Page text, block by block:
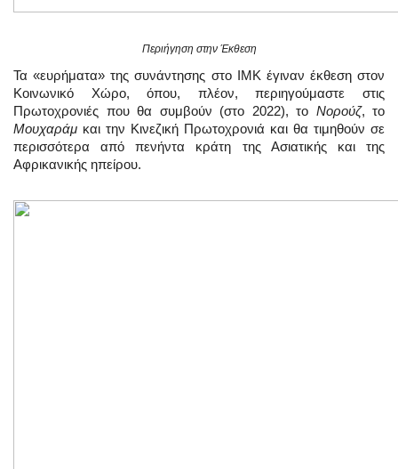
Περιήγηση στην Έκθεση
Τα «ευρήματα» της συνάντησης στο ΙΜΚ έγιναν έκθεση στον
Κοινωνικό Χώρο, όπου, πλέον, περιηγούμαστε στις
Πρωτοχρονιές που θα συμβούν (στο 2022), το Νορούζ, το
Μουχαράμ και την Κινεζική Πρωτοχρονιά και θα τιμηθούν σε
περισσότερα από πενήντα κράτη της Ασιατικής και της
Αφρικανικής ηπείρου.